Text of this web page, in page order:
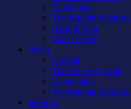
Календарь
Турнирная таблица
Атрибутика
Фан-сектор
Рыси
Состав
Тренерский штаб
Календарь
Турнирная таблица
Бирюса